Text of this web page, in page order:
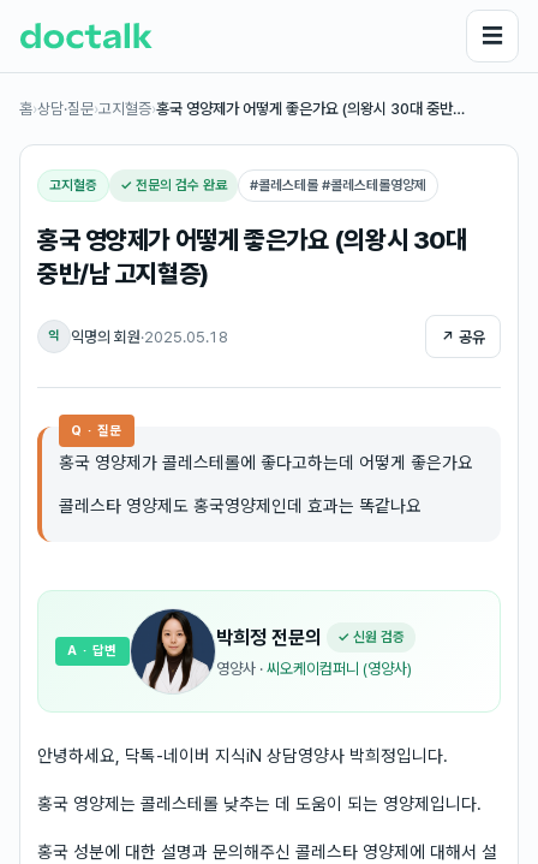
☰
홈›상담·질문›고지혈증›홍국 영양제가 어떻게 좋은가요 (의왕시 30대 중반…
고지혈증 ✓ 전문의 검수 완료 #콜레스테롤 #콜레스테롤영양제
홍국 영양제가 어떻게 좋은가요 (의왕시 30대
중반/남 고지혈증)
익 익명의 회원·2025.05.18 ↗ 공유
Q · 질문
홍국 영양제가 콜레스테롤에 좋다고하는데 어떻게 좋은가요
콜레스타 영양제도 홍국영양제인데 효과는 똑같나요
박희정 전문의 ✓ 신원 검증
영양사 · 씨오케이컴퍼니 (영양사)
A · 답변
안녕하세요, 닥톡-네이버 지식iN 상담영양사 박희정입니다.
홍국 영양제는 콜레스테롤 낮추는 데 도움이 되는 영양제입니다.
홍국 성분에 대한 설명과 문의해주신 콜레스타 영양제에 대해서 설